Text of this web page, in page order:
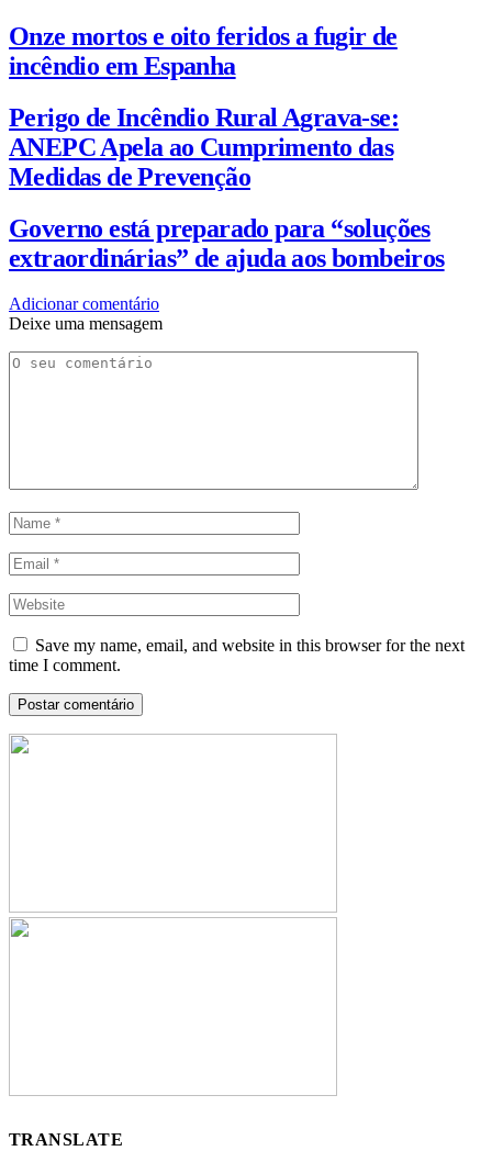
Onze mortos e oito feridos a fugir de
incêndio em Espanha
Perigo de Incêndio Rural Agrava-se:
ANEPC Apela ao Cumprimento das
Medidas de Prevenção
Governo está preparado para “soluções
extraordinárias” de ajuda aos bombeiros
Adicionar comentário
Deixe uma mensagem
Save my name, email, and website in this browser for the next
time I comment.
TRANSLATE